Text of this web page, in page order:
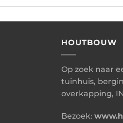
HOUTBOUW
Op zoek naar
tuinhuis,
overkapping,
Bezoek: